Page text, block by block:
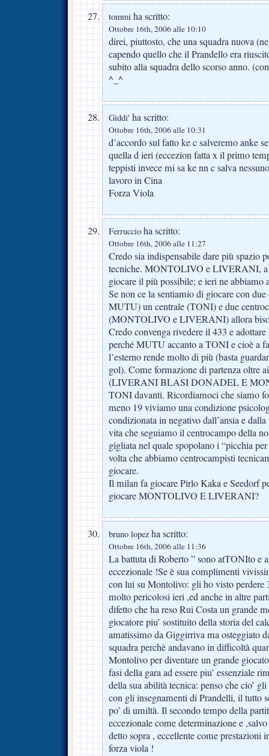
tommi ha scritto:
Ottobre 16th, 2006 alle 10:10
direi, piuttosto, che una squadra nuova
capendo quello che il Prandello era
subito alla squadra dello scorso anno.
^_^
Giddi' ha scritto:
Ottobre 16th, 2006 alle 10:31
d’accordo sul fatto ke c salveremo anke
quella d ieri (eccezion fatta x il primo
teppisti invece mi sa ke nn c salva
lavoro in Cina
Forza Viola
Ferruccio ha scritto:
Ottobre 16th, 2006 alle 11:27
Credo sia indispensabile dare più spazio
tecniche. MONTOLIVO e LIVERANI, a
giocare il più possibile; e ieri ne abbiamo
Se non ce la sentiamio di giocare con
MUTU) un centrale (TONI) e due
(MONTOLIVO e LIVERANI) allora
Credo convenga rivedere il 433 e
perché MUTU accanto a TONI e cioè a
l’esterno rende molto di più (basta
gol). Come formazione di partenza oltre
(LIVERANI BLASI DONADEL E
TONI davanti. Ricordiamoci che siamo
meno 19 viviamo una condizione
condizionata in negativo dall’ansia e
vita che seguiamo il centrocampo della
gigliata nel quale spopolano i “picchia
volta che abbiamo centrocampisti
giocare.
Il milan fa giocare Pirlo Kaka e Seedorf
giocare MONTOLIVO E LIVERANI?
bruno lopez ha scritto:
Ottobre 16th, 2006 alle 11:36
La battuta di Roberto ” sono atTONIto e
eccezionale !Se è sua complimenti
con lui su Montolivo: gli ho visto perdere
molto pericolosi ieri ,ed anche in altre
difetto che ha reso Rui Costa un grande
giocatore piu’ sostituito della storia del
amatissimo da Giggirriva ma osteggiato
squadra perchè andavano in difficoltà
Montolivo per diventare un grande
fasi della gara ad essere piu’ essenziale
della sua abilità tecnica: penso che cio’
con gli insegnamenti di Prandelli, il tutto
po’ di umiltà. Il secondo tempo della
eccezionale come determinazione e
detto sopra , eccellente come prestazioni
forza viola !